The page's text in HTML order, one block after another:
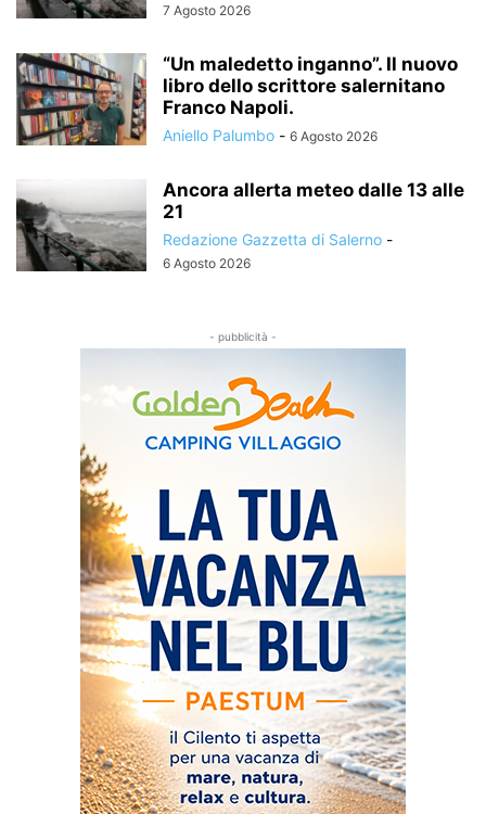
7 Agosto 2026
“Un maledetto inganno”. Il nuovo
libro dello scrittore salernitano
Franco Napoli.
Aniello Palumbo - 6 Agosto 2026
Ancora allerta meteo dalle 13 alle
21
Redazione Gazzetta di Salerno -
6 Agosto 2026
- pubblicità -